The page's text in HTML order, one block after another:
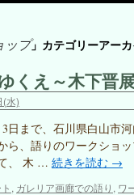
ップ」カテゴリーアー
くえ～木下晋
水)
3日まで、石川県白山市
から、語りのワークシ
、 木 … 続きを読む →
, ガレリア画廊での語り , ワ